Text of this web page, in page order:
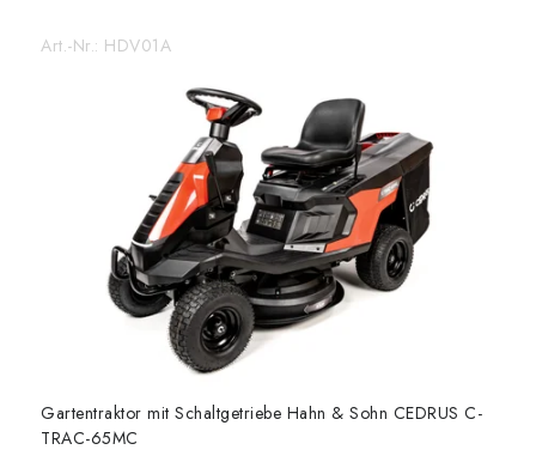
Art.-Nr.: HDV01A
Gartentraktor mit Schaltgetriebe Hahn & Sohn CEDRUS C-
TRAC-65MC